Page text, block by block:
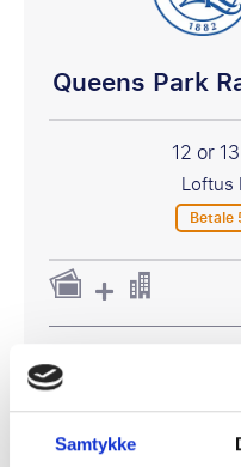
Samtykke
Queens Park
12 or
Loftus
Betale